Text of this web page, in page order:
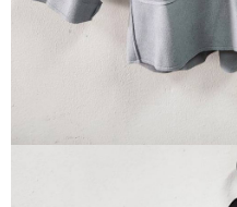
３．未成年的使用者請事先徵得法
「AFTEE先享後付」，若未經同意
４．使用「AFTEE先享後付」時，
時審查核予不同之上限額度；若仍
恩沛科技股份有限公司將有權停止